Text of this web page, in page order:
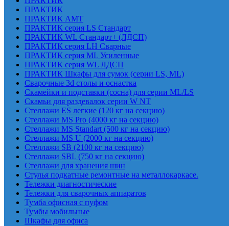
ПРАКТИК
ПРАКТИК AMT
ПРАКТИК cерия LS Стандарт
ПРАКТИК WL Стандарт+ (ЛДСП)
ПРАКТИК серия LH Сварные
ПРАКТИК серия ML Усиленные
ПРАКТИК серия WL ЛДСП
ПРАКТИК Шкафы для сумок (серии LS, ML)
Сварочные 3d столы и оснастка
Скамейки и подставки (сосна) для серии ML/LS
Скамьи для раздевалок серии W NT
Стеллажи ES легкие (120 кг на секцию)
Стеллажи MS Pro (4000 кг на секцию)
Стеллажи MS Standart (500 кг на секцию)
Стеллажи MS U (2000 кг на секцию)
Стеллажи SB (2100 кг на секцию)
Стеллажи SBL (750 кг на секцию)
Стеллажи для хранения шин
Стулья подкатные ремонтные на металлокаркасе.
Тележки диагностические
Тележки для сварочных аппаратов
Тумба офисная с пуфом
Тумбы мобильные
Шкафы для офиса